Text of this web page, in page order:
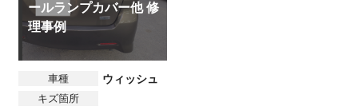
ールランプカバー他 修
理事例
車種
ウィッシュ
キズ箇所